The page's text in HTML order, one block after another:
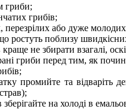
гриби;
грибів;
перезрілих або дуже
ростуть поблизу
краще не збирати взагалі,
гриби перед тим, як
промийте та
зберігайте на холоді в